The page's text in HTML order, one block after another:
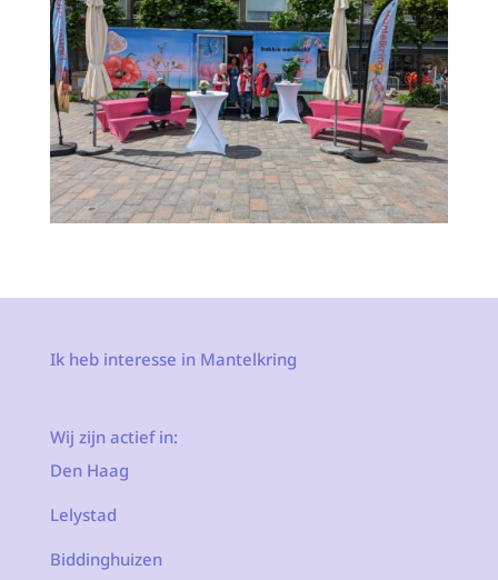
Ik heb interesse in Mantelkring
Wij zijn actief in:
Den Haag
Lelystad
Biddinghuizen